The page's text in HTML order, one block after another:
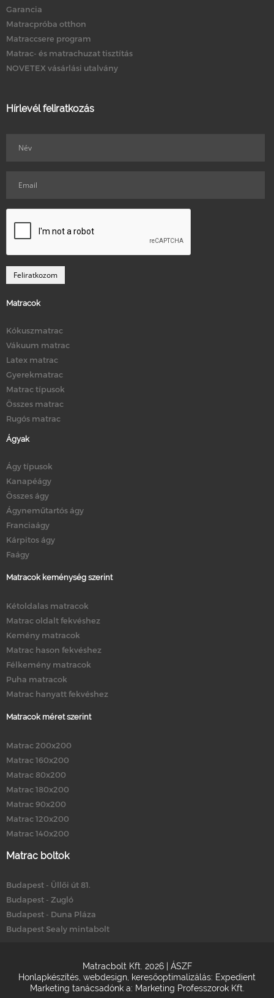
Garancia
Matracpróba otthon
Matraccsere program
Matrac- és matrachuzat tisztítás
NOVETEX vásárlási utalvány
Hírlevél feliratkozás
Matracok
Kókuszmatrac
Vákuum matrac
Latex matrac
Gyerekmatrac
Matrac típusok
Összes matrac
Rugós matrac
Ágyak
Ágy típusok
Kanapéágy
Összes ágy
Ágyneműtartós ágy
Franciaágy
Kárpitos ágy
Faágy
Matracok keménység szerint
Kétoldalas matracok
Matrac oldalt fekvéshez
Kemény matracok
Matrac hason fekvéshez
Félkemény matracok
Puha matracok
Matrac hanyatt fekvéshez
Matracok méret szerint
Matrac 200x200
Matrac 160x200
Matrac 80x200
Matrac 180x200
Matrac 90x200
Matrac 120x200
Matrac 140x200
Matrac boltok
Budapest - Üllői út 81.
Budapest - Zugló
Budapest - Duna Pláza
Budapest Sealy mintabolt
Matracbolt Kft. 2026 | ÁSZF
Honlapkészítés webdesign keresőoptimalizálás: Expedient
Marketing tanácsadónk a: Marketing Professzorok Kft.